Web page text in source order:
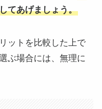
てあげましょう。
ットを比較した上で
ぶ場合には、無理に